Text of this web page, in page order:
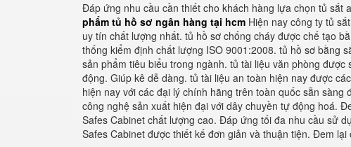
Đáp ứng nhu cầu cần thiết cho khách hàng lựa chọn tủ sắt
phẩm tủ hồ sơ ngân hàng tại hcm Hiện nay công ty tủ
uy tín chất lượng nhất. tủ hồ sơ chống cháy được chế tạo
thống kiểm định chất lượng ISO 9001:2008. tủ hồ sơ bằng
sản phẩm tiêu biểu trong ngành. tủ tài liệu văn phòng
động. Giúp kê dễ dàng. tủ tài liệu an toàn hiện nay được
hiện nay với các đại lý chính hãng trên toàn quốc sẵn
công nghệ sản xuất hiện đại với dây chuyền tự động hoá.
Safes Cabinet chất lượng cao. Đáp ứng tối đa nhu cầu sử
Safes Cabinet được thiết kế đơn giản và thuận tiện. Đem